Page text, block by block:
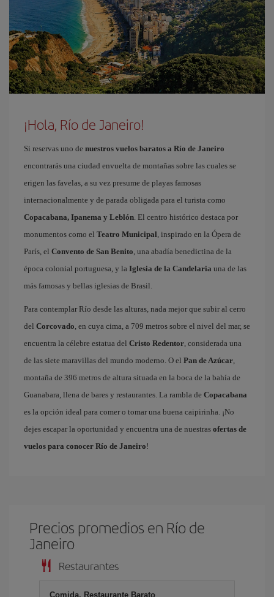
¡Hola, Río de Janeiro!
Si reservas uno de nuestros vuelos baratos a Río de Janeiro
encontrarás una ciudad envuelta de montañas sobre las cuales se
erigen las favelas, a su vez presume de playas famosas
internacionalmente y de parada obligada para el turista como
Copacabana, Ipanema y Leblón. El centro histórico destaca por
monumentos como el Teatro Municipal, inspirado en la Ópera de
París, el Convento de San Benito, una abadía benedictina de la
época colonial portuguesa, y la Iglesia de la Candelaria una de las
más famosas y bellas iglesias de Brasil.
Para contemplar Río desde las alturas, nada mejor que subir al cerro
del Corcovado, en cuya cima, a 709 metros sobre el nivel del mar, se
encuentra la célebre estatua del Cristo Redentor, considerada una
de las siete maravillas del mundo moderno. O el Pan de Azúcar,
montaña de 396 metros de altura situada en la boca de la bahía de
Guanabara, llena de bares y restaurantes. La rambla de Copacabana
es la opción ideal para comer o tomar una buena caipirinha. ¡No
dejes escapar la oportunidad y encuentra una de nuestras ofertas de
vuelos para conocer Río de Janeiro!
Precios promedios en Río de
Janeiro
Restaurantes
Comida, Restaurante Barato